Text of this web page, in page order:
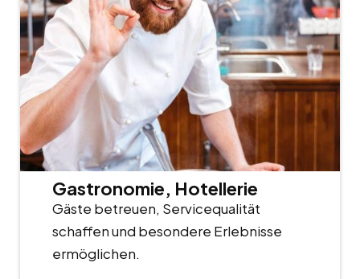
Gastronomie, Hotellerie
Gäste betreuen, Servicequalität
schaffen und besondere Erlebnisse
ermöglichen.